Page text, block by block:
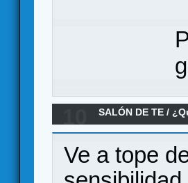
SALÓN DE TE /
Ve a tope